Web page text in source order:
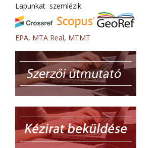
Lapunkat szemlézik:
EPA, MTA Real, MTMT